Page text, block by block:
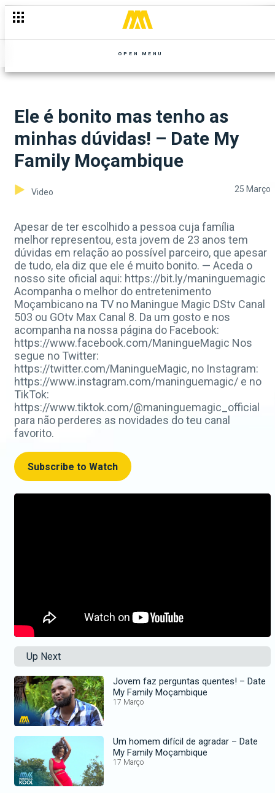
OPEN MENU
Ele é bonito mas tenho as
minhas dúvidas! – Date My
Family Moçambique
Video 25 Março
Apesar de ter escolhido a pessoa cuja família
melhor representou, esta jovem de 23 anos tem
dúvidas em relação ao possível parceiro, que apesar
de tudo, ela diz que ele é muito bonito. — Aceda o
nosso site oficial aqui: https://bit.ly/maninguemagic
Acompanha o melhor do entretenimento
Moçambicano na TV no Maningue Magic DStv Canal
503 ou GOtv Max Canal 8. Da um gosto e nos
acompanha na nossa página do Facebook:
https://www.facebook.com/ManingueMagic Nos
segue no Twitter:
https://twitter.com/ManingueMagic, no Instagram:
https://www.instagram.com/maninguemagic/ e no
TikTok:
https://www.tiktok.com/@maninguemagic_official
para não perderes as novidades do teu canal
favorito.
Subscribe to Watch
Up Next
Jovem faz perguntas quentes! – Date
My Family Moçambique
17 Março
Um homem difícil de agradar – Date
My Family Moçambique
17 Março